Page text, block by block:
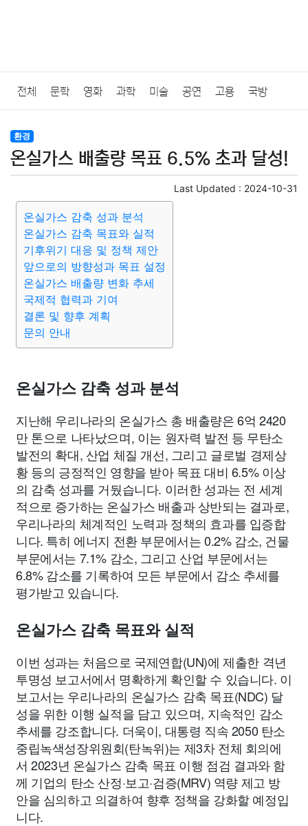
전체 문학 영화 과학 미술 공연 고용 국방
법률
질병 가요 방송 일상 주식 암호화폐 블록체인
결혼 육아 반려동물 패션 미용
요리 상품리뷰 원예 금융
대출 자동차 취미 여행
종교 사회 정치
환경
온실가스 배출량 목표 6.5% 초과 달성!
Last Updated : 2024-10-31
온실가스 감축 성과 분석
온실가스 감축 목표와 실적
기후위기 대응 및 정책 제안
앞으로의 방향성과 목표 설정
온실가스 배출량 변화 추세
국제적 협력과 기여
결론 및 향후 계획
문의 안내
온실가스 감축 성과 분석
지난해 우리나라의 온실가스 총 배출량은 6억 2420
만 톤으로 나타났으며, 이는 원자력 발전 등 무탄소
발전의 확대, 산업 체질 개선, 그리고 글로벌 경제상
황 등의 긍정적인 영향을 받아 목표 대비 6.5% 이상
의 감축 성과를 거뒀습니다. 이러한 성과는 전 세계
적으로 증가하는 온실가스 배출과 상반되는 결과로,
우리나라의 체계적인 노력과 정책의 효과를 입증합
니다. 특히 에너지 전환 부문에서는 0.2% 감소, 건물
부문에서는 7.1% 감소, 그리고 산업 부문에서는
6.8% 감소를 기록하여 모든 부문에서 감소 추세를
평가받고 있습니다.
온실가스 감축 목표와 실적
이번 성과는 처음으로 국제연합(UN)에 제출한 격년
투명성 보고서에서 명확하게 확인할 수 있습니다. 이
보고서는 우리나라의 온실가스 감축 목표(NDC) 달
성을 위한 이행 실적을 담고 있으며, 지속적인 감소
추세를 강조합니다. 더욱이, 대통령 직속 2050 탄소
중립녹색성장위원회(탄녹위)는 제3차 전체 회의에
서 2023년 온실가스 감축 목표 이행 점검 결과와 함
께 기업의 탄소 산정·보고·검증(MRV) 역량 제고 방
안을 심의하고 의결하여 향후 정책을 강화할 예정입
니다.